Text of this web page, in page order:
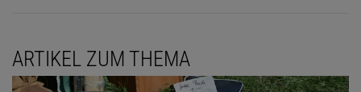
ARTIKEL ZUM THEMA